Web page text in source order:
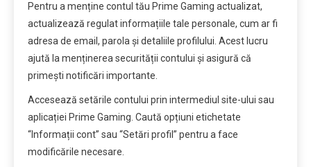
Pentru a menține contul tău Prime Gaming actualizat,
actualizează regulat informațiile tale personale, cum ar fi
adresa de email, parola și detaliile profilului. Acest lucru
ajută la menținerea securității contului și asigură că
primești notificări importante.
Accesează setările contului prin intermediul site-ului sau
aplicației Prime Gaming. Caută opțiuni etichetate
“Informații cont” sau “Setări profil” pentru a face
modificările necesare.